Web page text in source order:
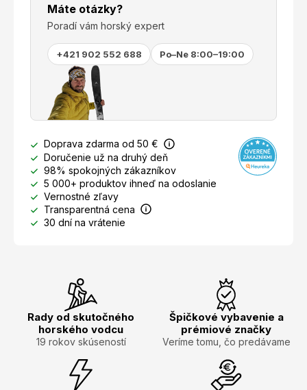
Máte otázky?
Poradí vám horský expert
+421 902 552 688 Po–Ne 8:00–19:00
Doprava zdarma od 50 €
Doručenie už na druhý deň
98% spokojných zákazníkov
5 000+ produktov ihneď na odoslanie
Vernostné zľavy
Transparentná cena
30 dní na vrátenie
Rady od skutočného
horského vodcu
19 rokov skúseností
Špičkové vybavenie a
prémiové značky
Veríme tomu, čo predávame